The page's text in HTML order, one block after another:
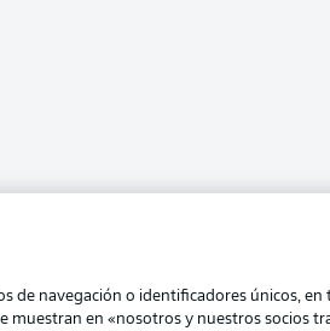
de navegación o identificadores únicos, en
muestran en «nosotros y nuestros socios